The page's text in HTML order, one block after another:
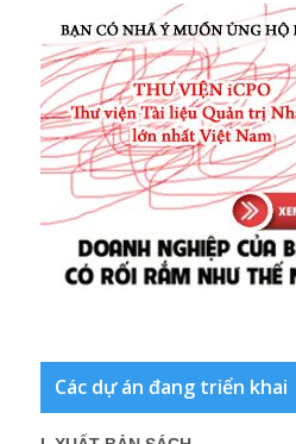
Các dự án đang triển khai